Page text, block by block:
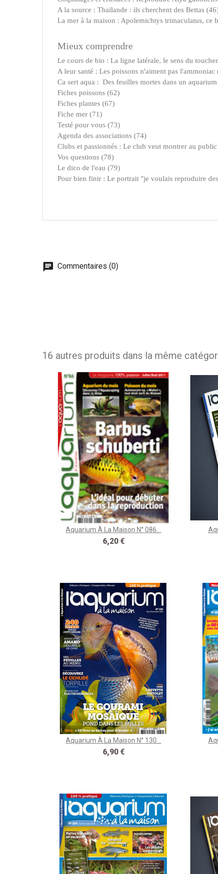
A la source : Thaïlande : ils cherchent des Bettas
La mer à la maison : Apolemichtys trimaculatus, ce
Mieux comprendre
Le cours de bio : La ligne latérale, le sens du
A leur santé : Les poissons n'aiment pas l'ammoniac
Ca sert aqua : Des feuilles mortes dans un
Fiches poissons (62)
Fiches plantes (67)
Fiche mer (71)
Testé pour vous (73)
Agenda des associations (74)
Clubs et passionnés : Le club veut montrer au
Vos questions (78)
Le dico de l'eau (79)
Pour bien finir : Le portrait "je voulais reproduire
Commentaires (0)
16 autres produits dans la même
Aquarium À La Maison N° 086...
Prix
6,20 €
Aquarium À La Maison N° 130...
Prix
6,90 €